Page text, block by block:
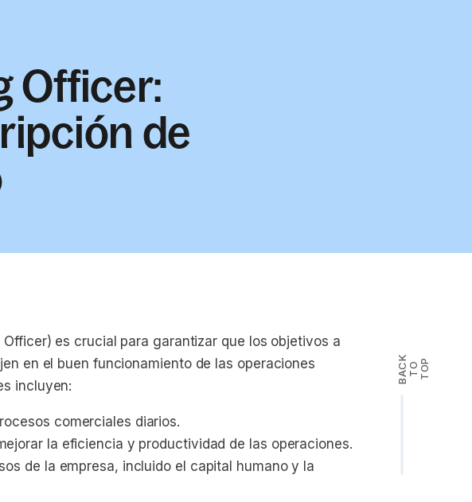
Officer:
de
Officer) es crucial para garantizar que los objetivos a
en el buen funcionamiento de las operaciones
incluyen:
comerciales diarios.
la eficiencia y productividad de las operaciones.
de la empresa, incluido el capital humano y la
B
A C
K
T O
T
O P